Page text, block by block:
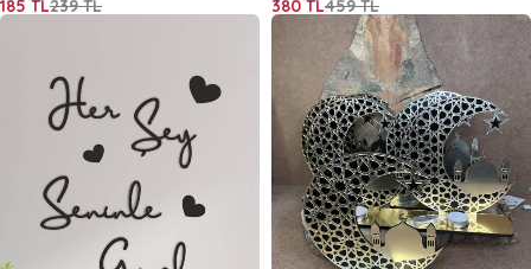
239TL
185 TL
459TL
380 TL